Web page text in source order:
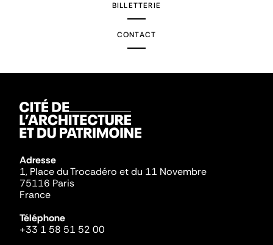
BILLETTERIE
CONTACT
Adresse
1, Place du Trocadéro et du 11 Novembre
75116 Paris
France
Téléphone
+33 1 58 51 52 00